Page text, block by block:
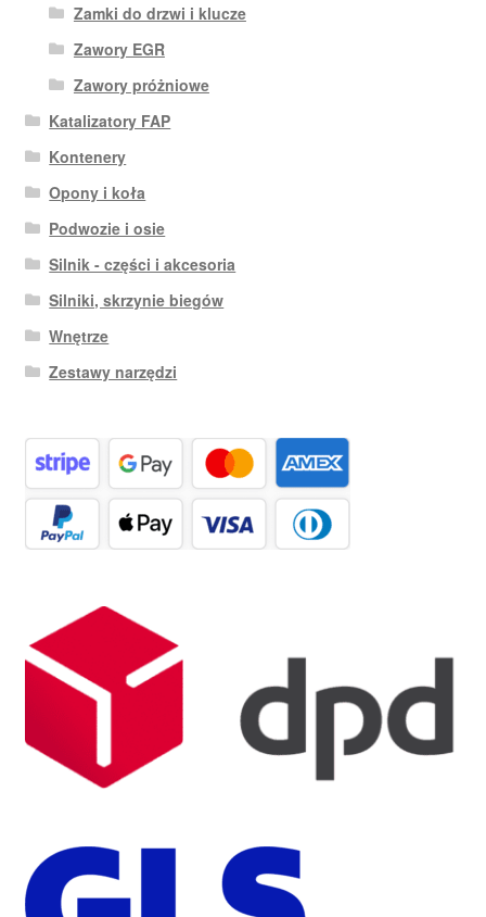
Zamki do drzwi i klucze
Zawory EGR
Zawory próżniowe
Katalizatory FAP
Kontenery
Opony i koła
Podwozie i osie
Silnik - części i akcesoria
Silniki, skrzynie biegów
Wnętrze
Zestawy narzędzi